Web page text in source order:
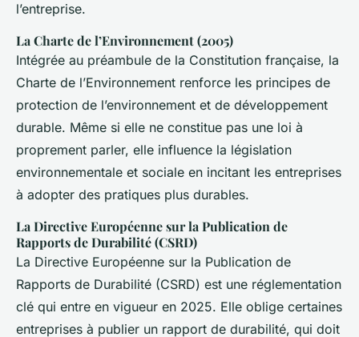
l’entreprise.
La Charte de l’Environnement (2005)
Intégrée au préambule de la Constitution française, la
Charte de l’Environnement renforce les principes de
protection de l’environnement et de développement
durable. Même si elle ne constitue pas une loi à
proprement parler, elle influence la législation
environnementale et sociale en incitant les entreprises
à adopter des pratiques plus durables.
La Directive Européenne sur la Publication de
Rapports de Durabilité (CSRD)
La Directive Européenne sur la Publication de
Rapports de Durabilité (CSRD) est une réglementation
clé qui entre en vigueur en 2025. Elle oblige certaines
entreprises à publier un rapport de durabilité, qui doit